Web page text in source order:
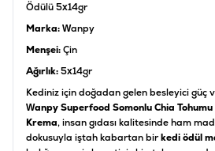
Ödülü 5x14gr
Marka:Wanpy
Menşei:Çin
Ağırlık:5x14gr
Kediniz için doğadan gelen besleyici güç
Wanpy Superfood Somonlu Chia Tohumu
Krema, insan gıdası kalitesinde ham
dokusuyla iştah kabartan birkedi ödül